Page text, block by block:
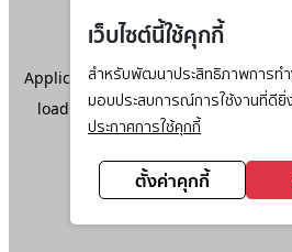
เว็บไซต์นี้ใช้คุกกี้
สำหรับพัฒนาประสิทธิภาพการทำ
มอบประสบการณ์การใช้งานที่ดียิ่
ประกาศการใช้คุกกี้
ตั้งค่าคุกกี้
Application error: aclient-side
loadingwww.ktc.co.th(see the
information).